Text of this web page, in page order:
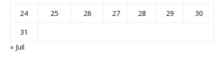
24
25 26 27 28 29
30
31
« Juil